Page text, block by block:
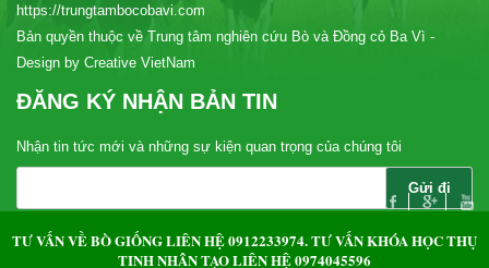
https://trungtambocobavi.com
Bản quyền thuộc về Trung tâm nghiên cứu Bò và Đồng cỏ Ba Vì -
Design by Creative VietNam
ĐĂNG KÝ NHẬN BẢN TIN
Nhận tin tức mới và những sự kiện quan trọng của chúng tôi
TƯ VẤN VỀ BÒ GIỐNG LIÊN HỆ 0912233974. TƯ VẤN KHÓA HỌC THỤ
TINH NHÂN TẠO LIÊN HỆ 0974045596